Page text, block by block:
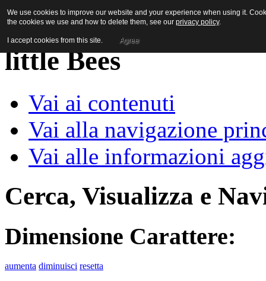
Vai ai contenuti
Vai alla navigazione
Vai alle informazioni
Cerca, Visualizza e
Dimensione Carattere:
aumenta diminuisci resetta
We use cookies to improve our website and your experience when using it.
the cookies we use and how to delete them, see our privacy policy.
I accept cookies from this site. Agree